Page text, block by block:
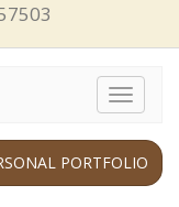
Toggle
PORTFOLIO